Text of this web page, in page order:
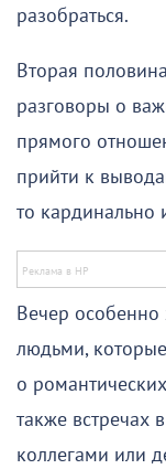
разобраться.
Вторая
разговоры о
прямого
прийти к
то кардинально
Вечер
людьми, которые
о
также встречах
коллегами или